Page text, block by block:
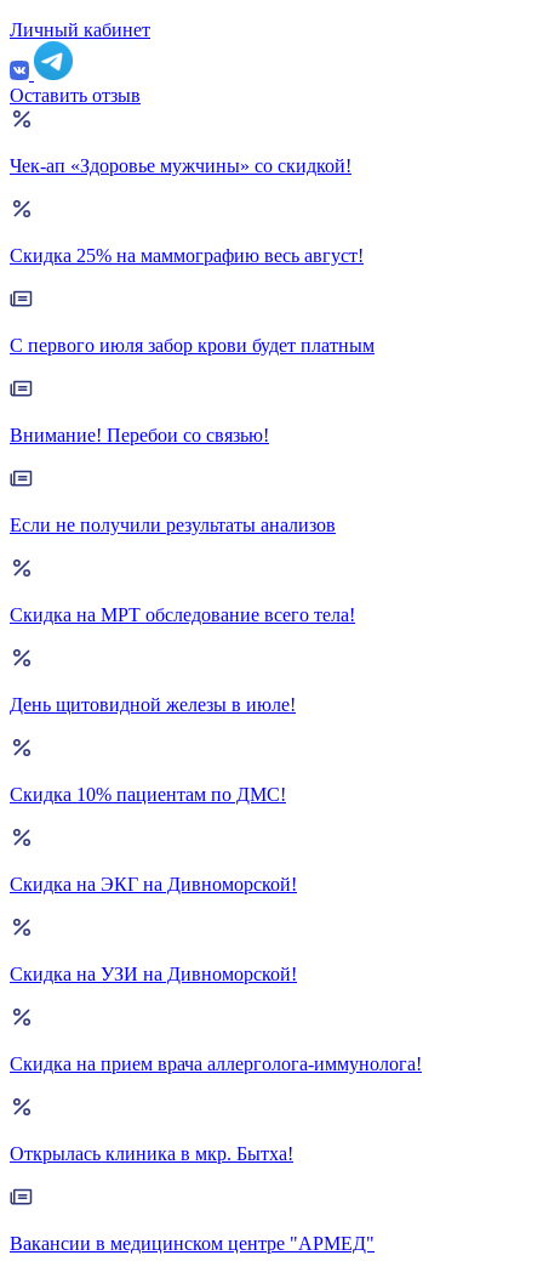
Личный кабинет
Оставить отзыв
Чек-ап «Здоровье мужчины» со скидкой!
Скидка 25% на маммографию весь август!
С первого июля забор крови будет платным
Внимание! Перебои со связью!
Если не получили результаты анализов
Скидка на МРТ обследование всего тела!
День щитовидной железы в июле!
Скидка 10% пациентам по ДМС!
Скидка на ЭКГ на Дивноморской!
Скидка на УЗИ на Дивноморской!
Скидка на прием врача аллерголога-иммунолога!
Открылась клиника в мкр. Бытха!
Вакансии в медицинском центре "АРМЕД"